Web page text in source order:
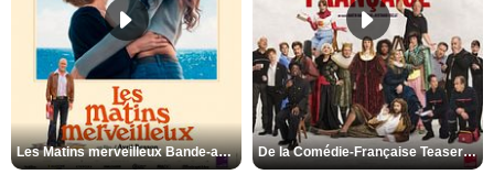
Les Matins merveilleux Bande-annonce VF De la Comédie-Française Teaser VF